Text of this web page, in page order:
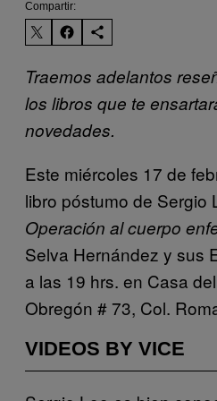
Compartir:
Traemos adelantos
los libros que te
novedades.
Este miércoles 17 de
libro póstumo de Sergio
Operación al cuerpo
Selva Hernández y sus
a las 19 hrs. en Casa
Obregón # 73, Col.
VIDEOS BY VICE